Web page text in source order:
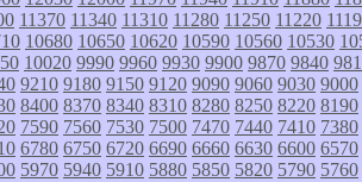
11370 11340 11310 11280 11250 11220
10680 10650 10620 10590 10560 10530
10020 9990 9960 9930 9900 9870 9840
9210 9180 9150 9120 9090 9060 9030 9000
8400 8370 8340 8310 8280 8250 8220 8190
7590 7560 7530 7500 7470 7440 7410 7380
6780 6750 6720 6690 6660 6630 6600 6570
5970 5940 5910 5880 5850 5820 5790 5760